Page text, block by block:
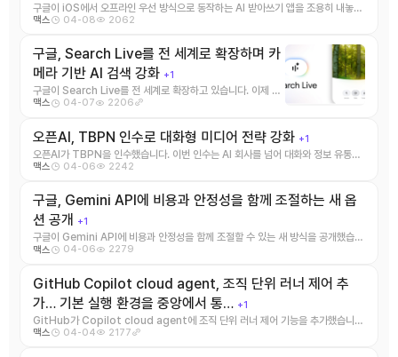
구글이 iOS에서 오프라인 우선 방식으로 동작하는 AI 받아쓰기 앱을 조용히 내놓았
습니다. 이 앱의 핵심은 ...
맥스 04-08 2062
구글, Search Live를 전 세계로 확장하며 카
메라 기반 AI 검색 강화 +1
구글이 Search Live를 전 세계로 확장하고 있습니다. 이제 사
용자는 카메라로 물체를 비추면서 자연스럽 ...
맥스 04-07 2206
오픈AI, TBPN 인수로 대화형 미디어 전략 강화 +1
오픈AI가 TBPN을 인수했습니다. 이번 인수는 AI 회사를 넘어 대화와 정보 유통의
접점을 넓히려는 움직임 ...
맥스 04-06 2242
구글, Gemini API에 비용과 안정성을 함께 조절하는 새 옵
션 공개
+1
구글이 Gemini API에 비용과 안정성을 함께 조절할 수 있는 새 방식을 공개했습니
다. 단순히 더 강한 ...
맥스 04-06 2279
GitHub Copilot cloud agent, 조직 단위 러너 제어 추
가… 기본 실행 환경을 중앙에서 통… +1
GitHub가 Copilot cloud agent에 조직 단위 러너 제어 기능을 추가했습니
다. 이번 업데이트 ...
맥스 04-04 2177